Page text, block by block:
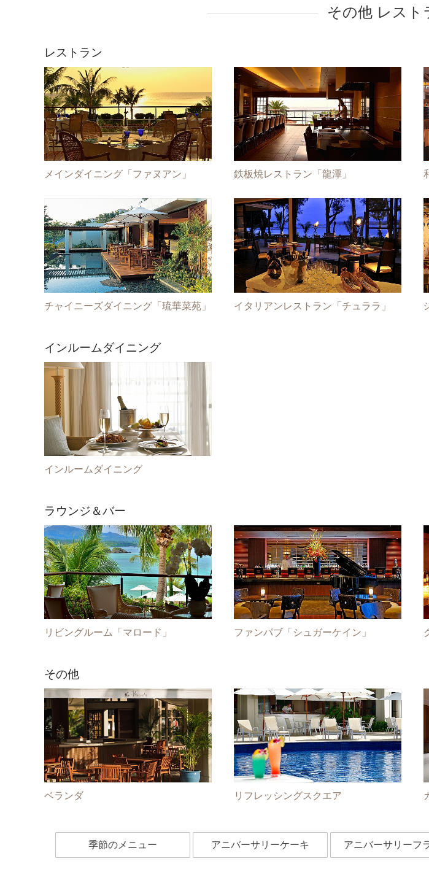
その他 レスト
レストラン
メインダイニング「ファヌアン」 鉄板焼レストラン「龍潭」
チャイニーズダイニング「琉華菜苑」 イタリアンレストラン「チュララ」
インルームダイニング
インルームダイニング
ラウンジ＆バー
リビングルーム「マロード」 ファンパブ「シュガーケイン」
その他
ベランダ リフレッシングスクエア
季節のメニュー アニバーサリーケーキ アニバーサリーフ